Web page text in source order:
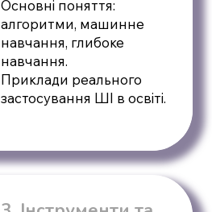
Основні поняття:
алгоритми, машинне
навчання, глибоке
навчання.
Приклади реального
застосування ШІ в освіті.